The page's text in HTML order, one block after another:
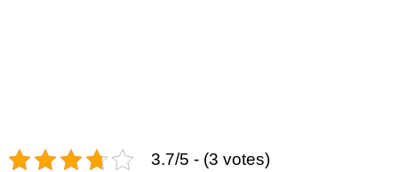
3.7/5 - (3 votes)